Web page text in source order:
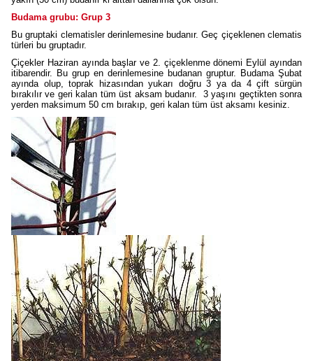
Budama grubu: Grup 3
Bu gruptaki clematisler derinlemesine budanır. Geç çiçeklenen clematis
türleri bu gruptadır.
Çiçekler Haziran ayında başlar ve 2. çiçeklenme dönemi Eylül ayından
itibarendir. Bu grup en derinlemesine budanan gruptur. Budama Şubat
ayında olup, toprak hizasından yukarı doğru 3 ya da 4 çift sürgün
bırakılır ve geri kalan tüm üst aksam budanır. 3 yaşını geçtikten sonra
yerden maksimum 50 cm bırakıp, geri kalan tüm üst aksamı kesiniz.